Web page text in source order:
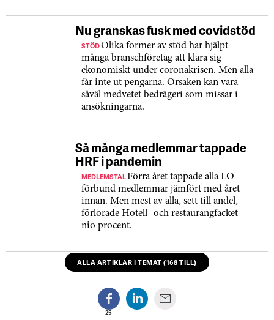
Nu granskas fusk med covidstöd
STÖDOlika former av stöd har hjälpt
många branschföretag att klara sig
ekonomiskt under coronakrisen. Men alla
får inte ut pengarna. Orsaken kan vara
såväl medvetet bedrägeri som missar i
ansökningarna.
Så många medlemmar tappade
HRF i pandemin
MEDLEMSTALFörra året tappade alla LO-
förbund medlemmar jämfört med året
innan. Men mest av alla, sett till andel,
förlorade Hotell- och restaurangfacket –
nio procent.
ALLA ARTIKLAR I TEMAT (168 TILL)
25